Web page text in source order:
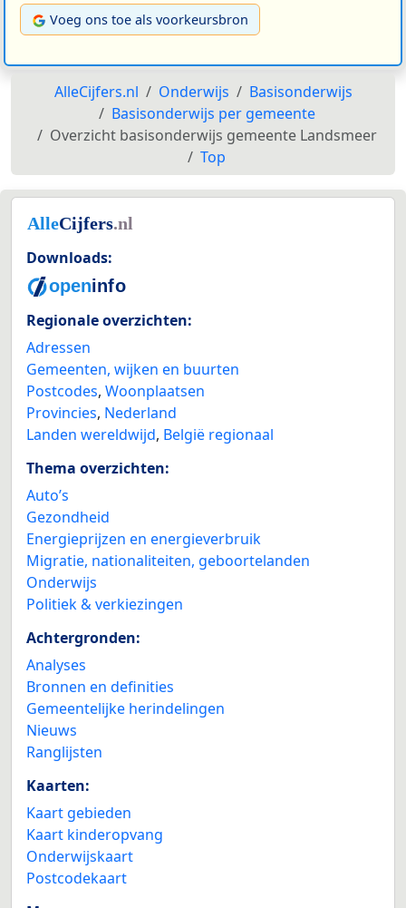
Voeg ons toe als voorkeursbron
AlleCijfers.nl Onderwijs
Basisonderwijs
Basisonderwijs per gemeente
Overzicht basisonderwijs gemeente Landsmeer
Top
Downloads:
Regionale overzichten:
Adressen
Gemeenten, wijken en buurten
Postcodes, Woonplaatsen
Provincies, Nederland
Landen wereldwijd, België regionaal
Thema overzichten:
Auto’s
Gezondheid
Energieprijzen en energieverbruik
Migratie, nationaliteiten, geboortelanden
Onderwijs
Politiek & verkiezingen
Achtergronden:
Analyses
Bronnen en definities
Gemeentelijke herindelingen
Nieuws
Ranglijsten
Kaarten:
Kaart gebieden
Kaart kinderopvang
Onderwijskaart
Postcodekaart